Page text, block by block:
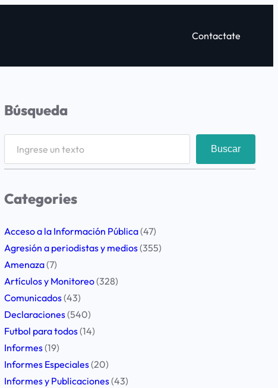
Contactate
Búsqueda
r
h
Buscar
Categories
Acceso a la Información Pública(47)
Agresión a periodistas y medios(355)
Amenaza(7)
Artículos y Monitoreo(328)
Comunicados(43)
Declaraciones(540)
Futbol para todos(14)
Informes(19)
Informes Especiales(20)
Informes y Publicaciones(43)